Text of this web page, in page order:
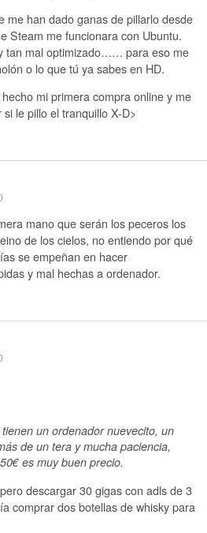
me han dado ganas de pillarlo desde
Steam me funcionara con Ubuntu.
mal optimizado…… para eso me
o lo que tú ya sabes en HD.
mi primera compra online y me
le pillo el tranquillo X-D>
mano que serán los peceros los
de los cielos, no entiendo por qué
se empeñan en hacer
y mal hechas a ordenador.
un ordenador nuevecito, un
de un tera y mucha paciencia,
es muy buen precio.
descargar 30 gigas con adls de 3
comprar dos botellas de whisky para